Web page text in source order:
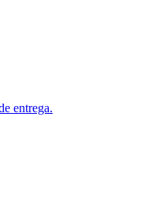
entrega.